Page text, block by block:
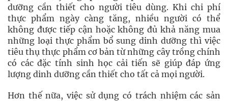
dưỡng cần thiết cho người tiêu dùng. Khi chi phí
thực phẩm ngày càng tăng, nhiều người có thể
không được tiếp cận hoặc không đủ khả năng mua
những loại thực phẩm bổ sung dinh dưỡng thì việc
tiêu thụ thực phẩm cơ bản từ những cây trồng chính
có các đặc tính sinh học cải tiến sẽ giúp đáp ứng
lượng dinh dưỡng cần thiết cho tất cả mọi người.
Hơn thế nữa, việc sử dụng có trách nhiệm các sản